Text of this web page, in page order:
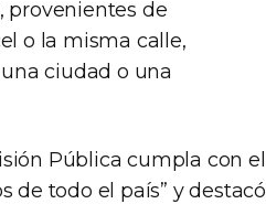
provenientes de
o la misma calle,
ciudad o una
Pública cumpla con el
de todo el país” y destacó